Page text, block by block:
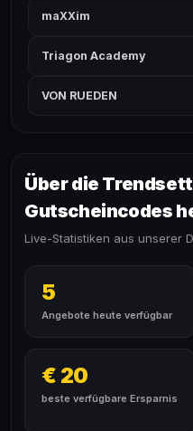
maXXim
Triagon Academy
VON RUEDEN
Über die
Gutscheincodes
Live-Statistiken aus unserer
5
Angebote heute verfügbar
€ 20
beste verfügbare Ersparnis